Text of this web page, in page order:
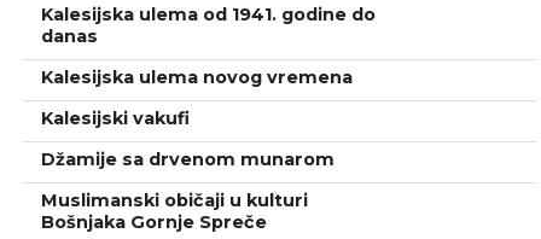
Kalesijska ulema od 1941. godine do
danas
Kalesijska ulema novog vremena
Kalesijski vakufi
Džamije sa drvenom munarom
Muslimanski običaji u kulturi
Bošnjaka Gornje Spreče